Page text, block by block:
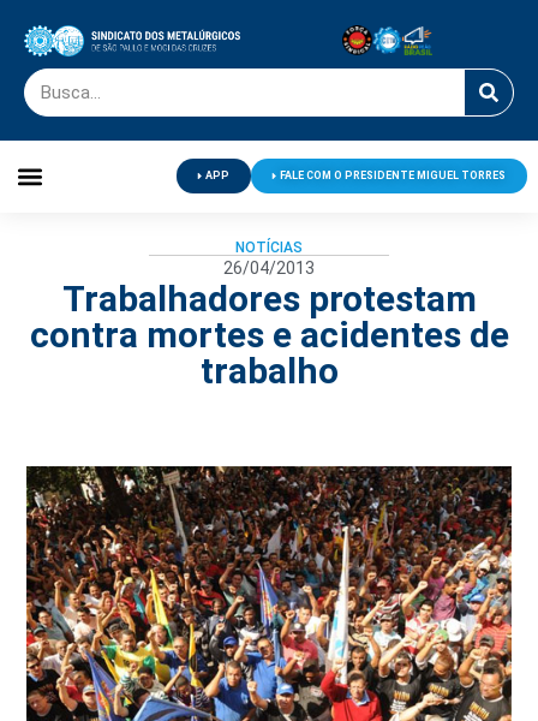
APP FALE COM O PRESIDENTE MIGUEL TORRES
NOTÍCIAS
26/04/2013
Trabalhadores protestam
contra mortes e acidentes de
trabalho